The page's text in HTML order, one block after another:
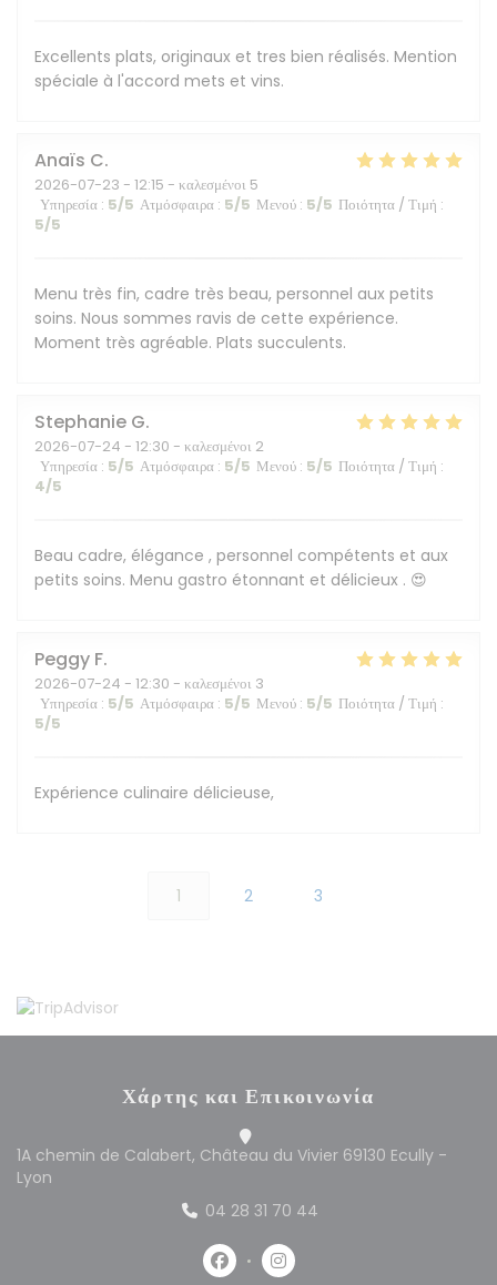
Excellents plats, originaux et tres bien réalisés. Mention
spéciale à l'accord mets et vins.
Anaïs C
2026-07-23 - 12:15 - καλεσμένοι 5
Υπηρεσία : 5/5 Ατμόσφαιρα : 5/5 Μενού : 5/5 Ποιότητα / Τιμή :
5/5
Menu très fin, cadre très beau, personnel aux petits
soins. Nous sommes ravis de cette expérience.
Moment très agréable. Plats succulents.
Stephanie G
2026-07-24 - 12:30 - καλεσμένοι 2
Υπηρεσία : 5/5 Ατμόσφαιρα : 5/5 Μενού : 5/5 Ποιότητα / Τιμή :
4/5
Beau cadre, élégance , personnel compétents et aux
petits soins. Menu gastro étonnant et délicieux . 😍
Peggy F
2026-07-24 - 12:30 - καλεσμένοι 3
Υπηρεσία : 5/5 Ατμόσφαιρα : 5/5 Μενού : 5/5 Ποιότητα / Τιμή :
5/5
Expérience culinaire délicieuse,
1 2 3
Χάρτης και Επικοινωνία
1A chemin de Calabert, Château du Vivier 69130 Ecully -
Lyon
04 28 31 70 44
Facebook ((ανοίγει σε νέο
Instagram ((ανοίγει σε νέο